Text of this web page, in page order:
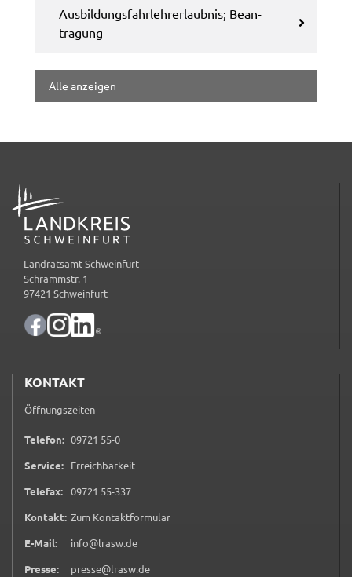
Ausbil­dungs­fahr­lehr­erlaub­nis; Bean­
tra­gung
Alle anzei­gen
ADRESSE
Landratsamt Schweinfurt
Schrammstr. 1
97421 Schweinfurt
KONTAKT
Öffnungszeiten
Telefon: 09721 55-00 9 7 2 1 5 5 0
Service: Erreichbarkeit
Telefax: 09721 55-3370 9 7 2 1 5 5 3 3 7
Kontakt: Zum Kontaktformular(öffnet in neuem Tab)
E-Mail:
info@lrasw.de
Presse:
presse@lrasw.de